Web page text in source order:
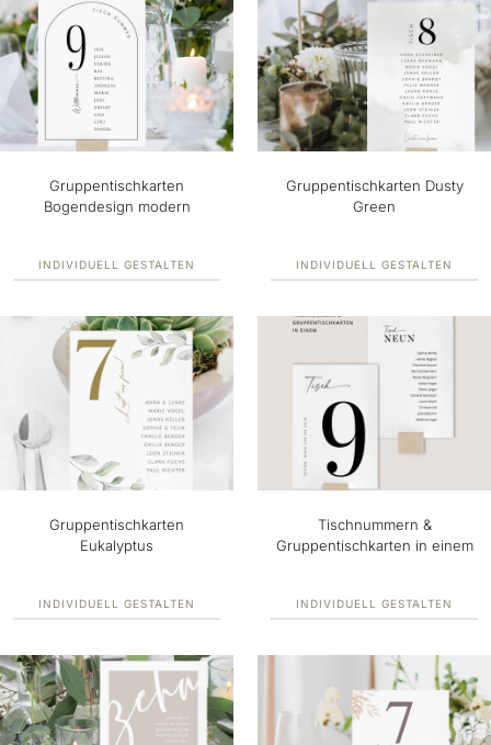
Gruppentischkarten
Bogendesign modern
INDIVIDUELL GESTALTEN
Gruppentischkarten Dusty
Green
INDIVIDUELL GESTALTEN
Gruppentischkarten
Eukalyptus
INDIVIDUELL GESTALTEN
Tischnummern &
Gruppentischkarten in einem
INDIVIDUELL GESTALTEN